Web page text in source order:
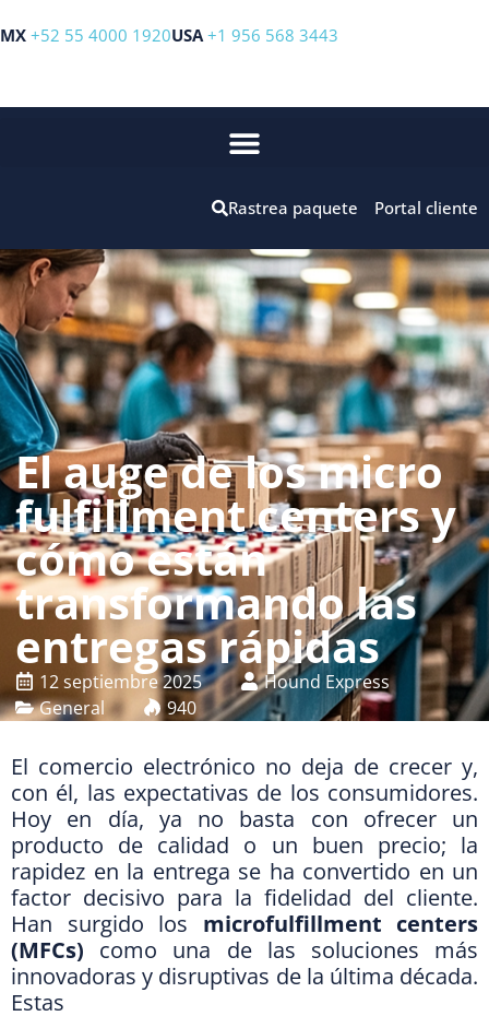
MX +52 55 4000 1920USA +1 956 568 3443
Portal cliente
Rastrea paquete
El auge de los micro
fulfillment centers y
cómo están
transformando las
entregas rápidas
12 septiembre 2025
Hound Express
General
940
El comercio electrónico no deja de crecer y,
con él, las expectativas de los consumidores.
Hoy en día, ya no basta con ofrecer un
producto de calidad o un buen precio; la
rapidez en la entrega se ha convertido en un
factor decisivo para la fidelidad del cliente.
Han surgido los microfulfillment centers
(MFCs) como una de las soluciones más
innovadoras y disruptivas de la última década.
Estas